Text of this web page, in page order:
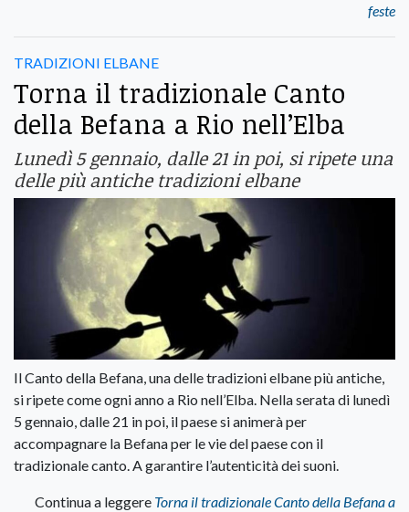
feste
TRADIZIONI ELBANE
Torna il tradizionale Canto
della Befana a Rio nell’Elba
Lunedì 5 gennaio, dalle 21 in poi, si ripete una
delle più antiche tradizioni elbane
Il Canto della Befana, una delle tradizioni elbane più antiche,
si ripete come ogni anno a Rio nell’Elba. Nella serata di lunedì
5 gennaio, dalle 21 in poi, il paese si animerà per
accompagnare la Befana per le vie del paese con il
tradizionale canto. A garantire l’autenticità dei suoni.
Continua a leggere Torna il tradizionale Canto della Befana a